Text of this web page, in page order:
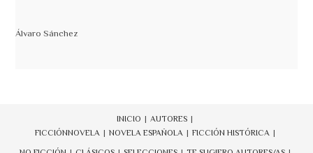
Álvaro Sánchez
INICIO
AUTORES
FICCIÓNNOVELA NOVELA ESPAÑOLA
FICCIÓN HISTÓRICA